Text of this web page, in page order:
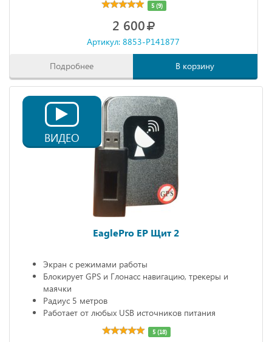
5 (9)
2 600
Артикул: 8853-P141877
Подробнее В корзину
ВИДЕО
EaglePro EP Щит 2
Экран с режимами работы
Блокирует GPS и Глонасс навигацию, трекеры и
маячки
Радиус 5 метров
Работает от любых USB источников питания
Габариты: 68х20х10 мм
5 (18)